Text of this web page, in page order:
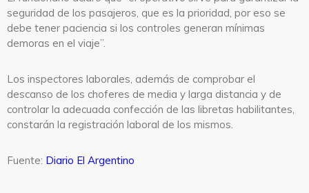
seguridad de los pasajeros, que es la prioridad, por eso se
debe tener paciencia si los controles generan mínimas
demoras en el viaje”.
Los inspectores laborales, además de comprobar el
descanso de los choferes de media y larga distancia y de
controlar la adecuada confección de las libretas habilitantes,
constarán la registración laboral de los mismos.
Fuente: Diario El Argentino